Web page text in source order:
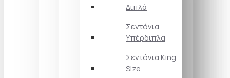
Διπλά
Σεντόνια
Υπέρδιπλα
Σεντόνια King
Size